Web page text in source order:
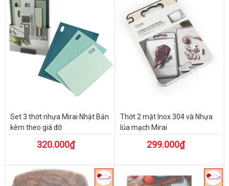
Set 3 thớt nhựa Mirai Nhật Bản
kèm theo giá đỡ
320.000₫
Thớt 2 mặt Inox 304 và Nhựa
lúa mạch Mirai
299.000₫